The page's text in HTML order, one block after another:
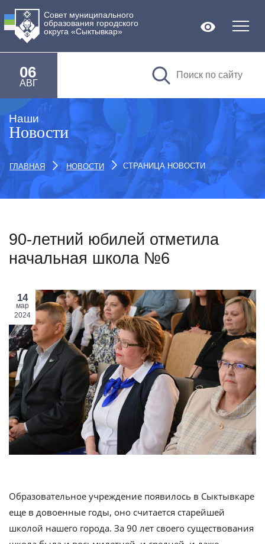
Совет муниципального
образования городского
округа «Сыктывкар»
06
АВГ
Версия
Наши
Новости
ГЛАВНАЯ НОВОСТИ СТРАНИЦА НОВОСТИ
90-летний юбилей отметила
начальная школа №6
14
мар
2024
Образовательное учреждение появилось в Сыктывкаре
еще в довоенные годы, оно считается старейшей
школой нашего города. За 90 лет своего существования